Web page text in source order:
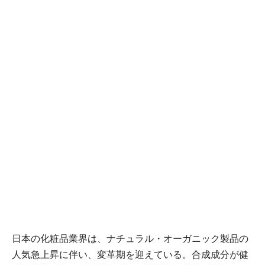
日本の化粧品業界は、ナチュラル・オーガニック製品の
人気急上昇に伴い、変革期を迎えている。合成成分が健